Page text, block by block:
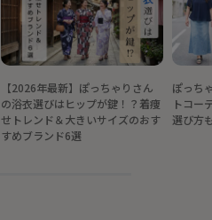
【2026年最新】ぽっちゃりさん
の浴衣選びはヒップが鍵！？着痩
せトレンド＆大きいサイズのおす
すめブランド6選
ぽっち
トコー
選び方